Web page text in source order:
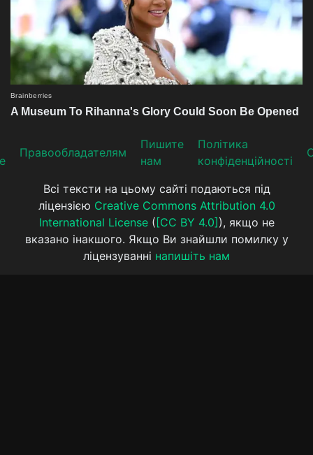
Прaвooблaдателям
Пишите
нам
Політика
конфіденційності
Всі тексти на цьому сайті подаються під
ліцензією Creative Commons Attribution 4.0
International License( [CC BY 4.0] ), якщо не
вказано інакшого. Якщо Ви знайшли помилку у
ліцензуванні напишіть нам